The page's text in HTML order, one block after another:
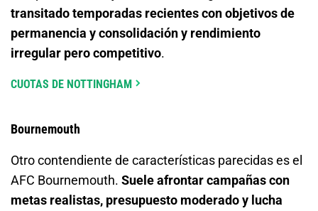
transitado temporadas recientes con objetivos de
permanencia y consolidación y rendimiento
irregular pero competitivo.
CUOTAS DE NOTTINGHAM
Bournemouth
Otro contendiente de características parecidas es el
AFC Bournemouth. Suele afrontar campañas con
metas realistas, presupuesto moderado y lucha